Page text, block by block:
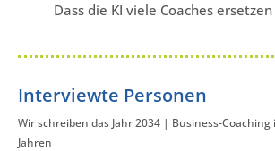
Dass die KI viele Coaches
Interviewte Personen
Wir schreiben das Jahr 2034 | Business-
Jahren